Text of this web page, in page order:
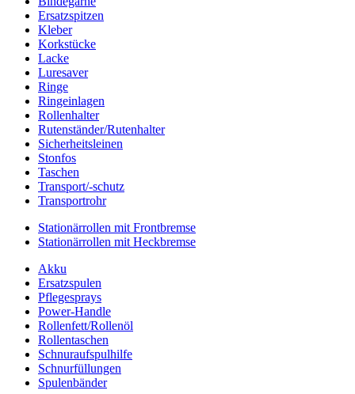
Ersatzspitzen
Kleber
Korkstücke
Lacke
Luresaver
Ringe
Ringeinlagen
Rollenhalter
Rutenständer/Rutenhalter
Sicherheitsleinen
Stonfos
Taschen
Transport/-schutz
Transportrohr
Stationärrollen mit Frontbremse
Stationärrollen mit Heckbremse
Akku
Ersatzspulen
Pflegesprays
Power-Handle
Rollenfett/Rollenöl
Rollentaschen
Schnuraufspulhilfe
Schnurfüllungen
Spulenbänder